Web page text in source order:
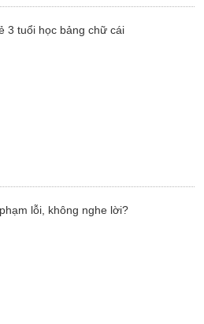
3 tuổi học bảng chữ cái
lỗi, không nghe lời?